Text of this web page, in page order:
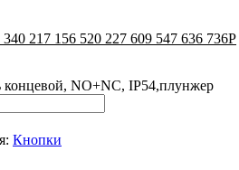
217 156 520 227 609 547 636 736Р
NO+NC, IP54,плунжер
Кнопки